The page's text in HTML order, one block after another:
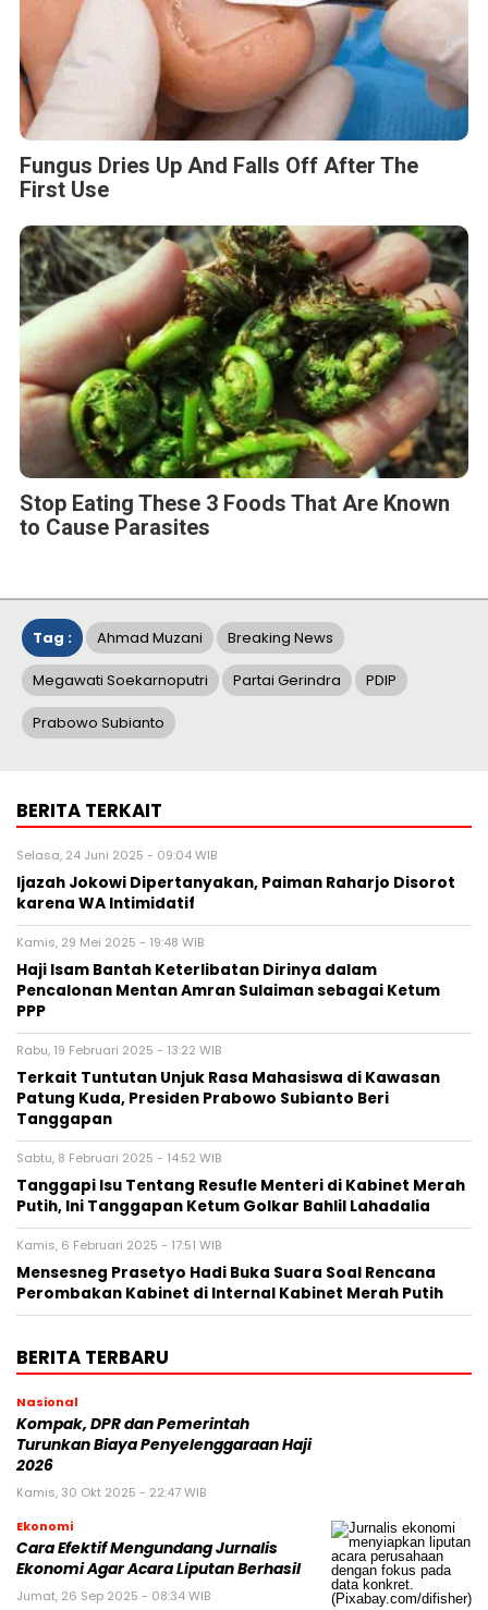
Fungus Dries Up And Falls Off After The
First Use
Stop Eating These 3 Foods That Are Known
to Cause Parasites
Tag : Ahmad Muzani Breaking News
Megawati Soekarnoputri Partai Gerindra PDIP
Prabowo Subianto
BERITA TERKAIT
Selasa, 24 Juni 2025 - 09:04 WIB
Ijazah Jokowi Dipertanyakan, Paiman Raharjo Disorot
karena WA Intimidatif
Kamis, 29 Mei 2025 - 19:48 WIB
Haji Isam Bantah Keterlibatan Dirinya dalam
Pencalonan Mentan Amran Sulaiman sebagai Ketum
PPP
Rabu, 19 Februari 2025 - 13:22 WIB
Terkait Tuntutan Unjuk Rasa Mahasiswa di Kawasan
Patung Kuda, Presiden Prabowo Subianto Beri
Tanggapan
Sabtu, 8 Februari 2025 - 14:52 WIB
Tanggapi Isu Tentang Resufle Menteri di Kabinet Merah
Putih, Ini Tanggapan Ketum Golkar Bahlil Lahadalia
Kamis, 6 Februari 2025 - 17:51 WIB
Mensesneg Prasetyo Hadi Buka Suara Soal Rencana
Perombakan Kabinet di Internal Kabinet Merah Putih
BERITA TERBARU
Nasional
Kompak, DPR dan Pemerintah
Turunkan Biaya Penyelenggaraan Haji
2026
Kamis, 30 Okt 2025 - 22:47 WIB
Ekonomi
Cara Efektif Mengundang Jurnalis
Ekonomi Agar Acara Liputan Berhasil
Jumat, 26 Sep 2025 - 08:34 WIB